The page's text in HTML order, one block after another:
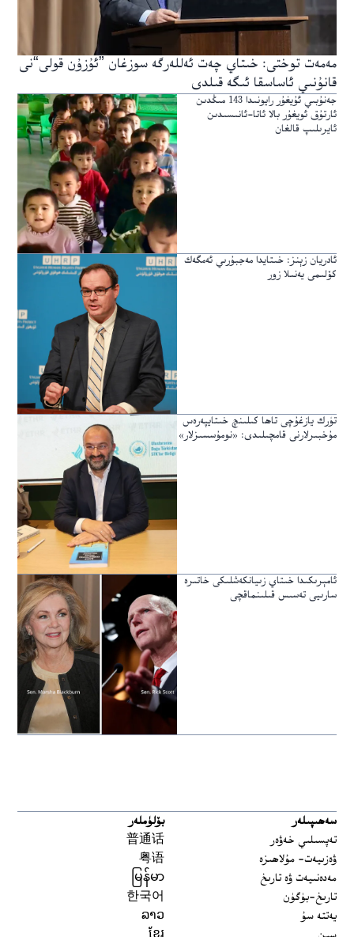
مەمەت توختى: خىتاي چەت ئەللەرگە سوزغان ”ئۇزۇن قولى“نى
قانۇنىي ئاساسقا ئىگە قىلدى
جەنۇبىي ئۇيغۇر رايونىدا 143 مىڭدىن
ئارتۇق ئويغۇر بالا ئاتا-ئانىسىدىن
ئايرىلىپ قالغان
ئادريان زېنز: خىتايدا مەجبۇرىي ئەمگەك
كۆلىمى يەنىلا زور
تۈرك يازغۇچى تاھا كىلىنچ خىتايپەرەس
مۇخبىرلارنى قامچىلىدى: «نومۇسسىزلار»
ئامېرىكىدا خىتاي زىيانكەشلىكى خاتىرە
سارىيى تەسىس قىلىنماقچى
سەھىپىلەر
تەپسىلىي خەۋەر
ۋەزىيەت- مۇلاھىزە
مەدەنىيەت ۋە تارىخ
تارىخ-بۈگۈن
يەتتە سۇ
بۆلۈملەر
普通话
粤语
မြန်မာ
한국어
ລາວ